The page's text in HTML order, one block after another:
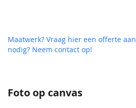
Foto op canvas
Maatwerk? Vraag hier een offerte aan
nodig? Neem contact op!